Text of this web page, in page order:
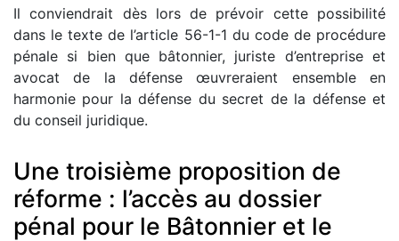
Il conviendrait dès lors de prévoir cette possibilité
dans le texte de l’article 56-1-1 du code de procédure
pénale si bien que bâtonnier, juriste d’entreprise et
avocat de la défense œuvreraient ensemble en
harmonie pour la défense du secret de la défense et
du conseil juridique.
Une troisième proposition de
réforme : l’accès au dossier
pénal pour le Bâtonnier et le